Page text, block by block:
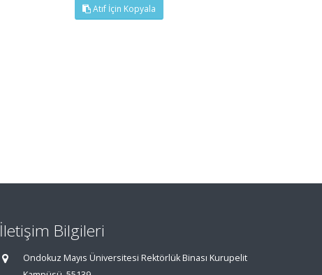
Atıf İçin Kopyala
İletişim Bilgileri
Ondokuz Mayıs Üniversitesi Rektörlük Binası Kurupelit